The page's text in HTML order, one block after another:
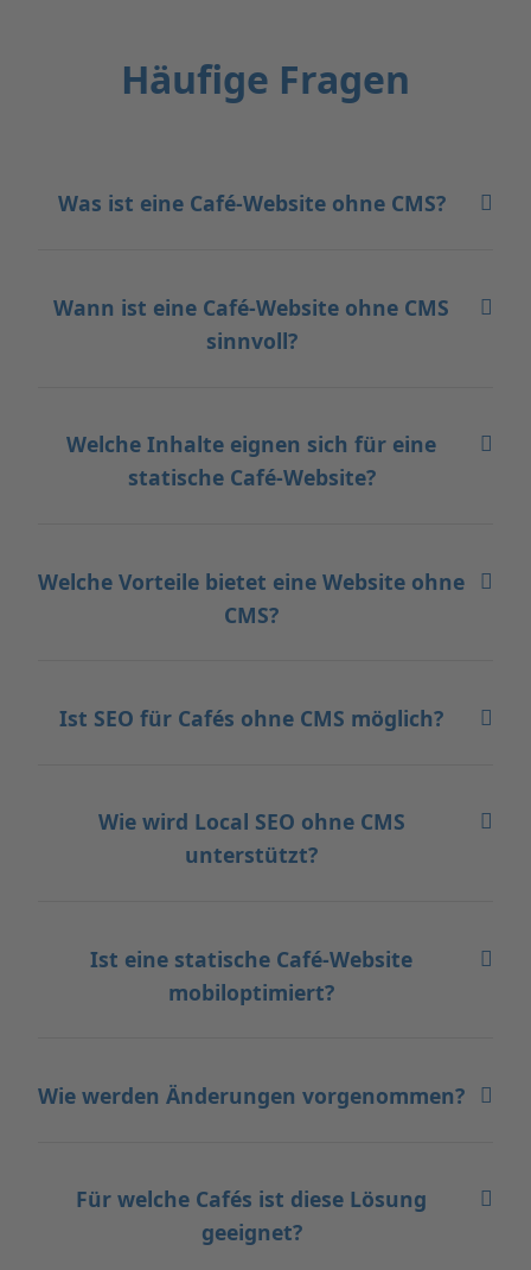
Häufige Fragen
Was ist eine Café-Website ohne CMS?
Wann ist eine Café-Website ohne CMS
sinnvoll?
Welche Inhalte eignen sich für eine
statische Café-Website?
Welche Vorteile bietet eine Website ohne
CMS?
Ist SEO für Cafés ohne CMS möglich?
Wie wird Local SEO ohne CMS
unterstützt?
Ist eine statische Café-Website
mobiloptimiert?
Wie werden Änderungen vorgenommen?
Für welche Cafés ist diese Lösung
geeignet?